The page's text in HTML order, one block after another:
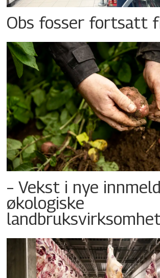
Obs fosser fortsatt
– Vekst i nye
økologiske